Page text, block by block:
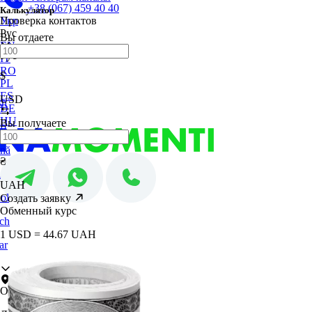
+38 (067) 459 40 40
Укр
Рус
EN
IT
RO
PL
ES
DE
HU
Проверка контактов
Рус
Одесса
Калькулятор
Вы отдаете
$
USD
Вы получаете
₴
UAH
Создать заявку
Обменный курс
1 USD = 44.67 UAH